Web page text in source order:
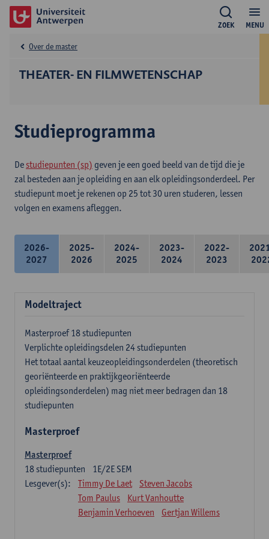
MENU
ZOEK
THEATER- EN FILMWETENSCHAP
Over de master
Studieprogramma
De studiepunten (sp) geven je een goed beeld van de tijd die je
zal besteden aan je opleiding en aan elk opleidingsonderdeel. Per
studiepunt moet je rekenen op 25 tot 30 uren studeren, lessen
volgen en examens afleggen.
2026-
2027
2025-
2026
2024-
2025
2023-
2024
2022-
2023
Modeltraject
Masterproef 18 studiepunten
Verplichte opleidingsdelen 24 studiepunten
Het totaal aantal keuzeopleidingsonderdelen (theoretisch
georiënteerde en praktijkgeoriënteerde
opleidingsonderdelen) mag niet meer bedragen dan 18
studiepunten
Masterproef
Masterproef
1E/2E SEM
18studiepunten
Lesgever(s):
Timmy De Laet
Steven Jacobs
Tom Paulus
Kurt Vanhoutte
Benjamin Verhoeven
Gertjan Willems